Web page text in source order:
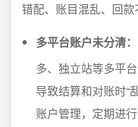
错配、账目混乱、回款
多平台账户未分清：
多、独立站等多平
导致结算和对账时“
账户管理，定期进